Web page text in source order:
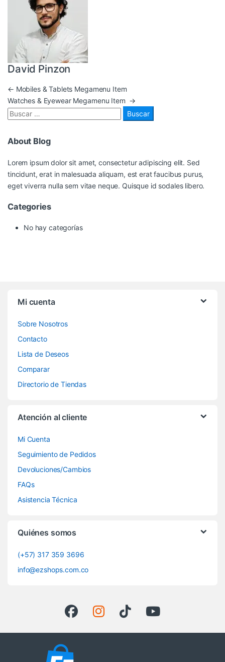
David Pinzon
← Mobiles & Tablets Megamenu Item
Watches & Eyewear Megamenu Item →
About Blog
Lorem ipsum dolor sit amet, consectetur adipiscing elit. Sed
tincidunt, erat in malesuada aliquam, est erat faucibus purus,
eget viverra nulla sem vitae neque. Quisque id sodales libero.
Categories
No hay categorías
Mi cuenta
Sobre Nosotros
Contacto
Lista de Deseos
Comparar
Directorio de Tiendas
Atención al cliente
Mi Cuenta
Seguimiento de Pedidos
Devoluciones/Cambios
FAQs
Asistencia Técnica
Quiénes somos
(+57) 317 359 3696
info@ezshops.com.co